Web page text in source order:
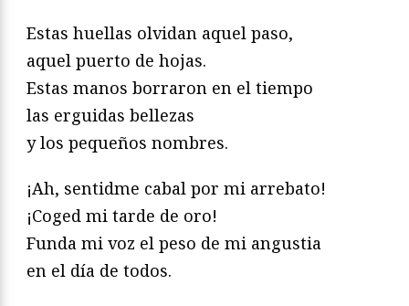
Estas huellas olvidan aquel paso,
aquel puerto de hojas.
Estas manos borraron en el tiempo
las erguidas bellezas
y los pequeños nombres.
¡Ah, sentidme cabal por mi arrebato!
¡Coged mi tarde de oro!
Funda mi voz el peso de mi angustia
en el día de todos.